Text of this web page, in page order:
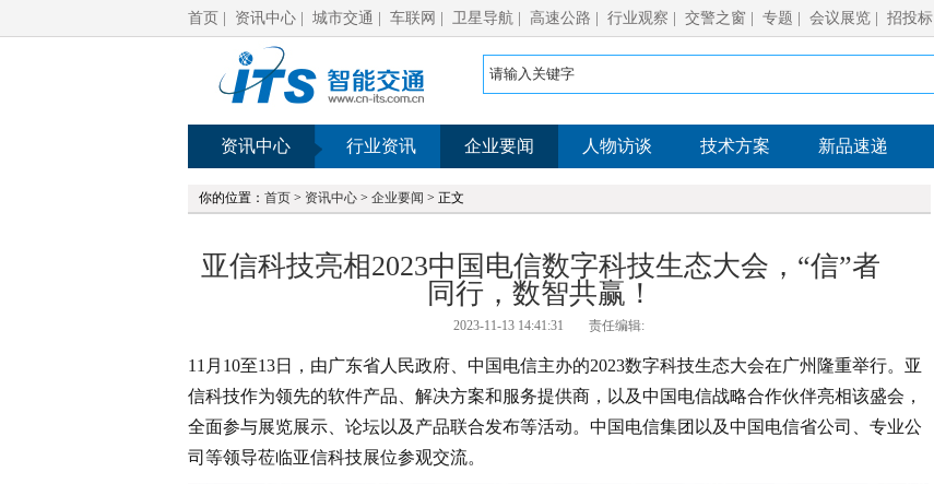
首页 资讯中心 城市交通 车联网 卫星导航 高速公路 行业观察 交警之窗 专题 会议展览 招投标
资讯中心 行业资讯 企业要闻 人物访谈 技术方案 新品速递
你的位置： 首页 > 资讯中心 > 企业要闻 > 正文
亚信科技亮相2023中国电信数字科技生态大会，“信”者
同行，数智共赢！
2023-11-13 14:41:31 责任编辑:
11月10至13日，由广东省人民政府、中国电信主办的2023数字科技生态大会在广州隆重举行。亚
信科技作为领先的软件产品、解决方案和服务提供商，以及中国电信战略合作伙伴亮相该盛会，
全面参与展览展示、论坛以及产品联合发布等活动。中国电信集团以及中国电信省公司、专业公
司等领导莅临亚信科技展位参观交流。